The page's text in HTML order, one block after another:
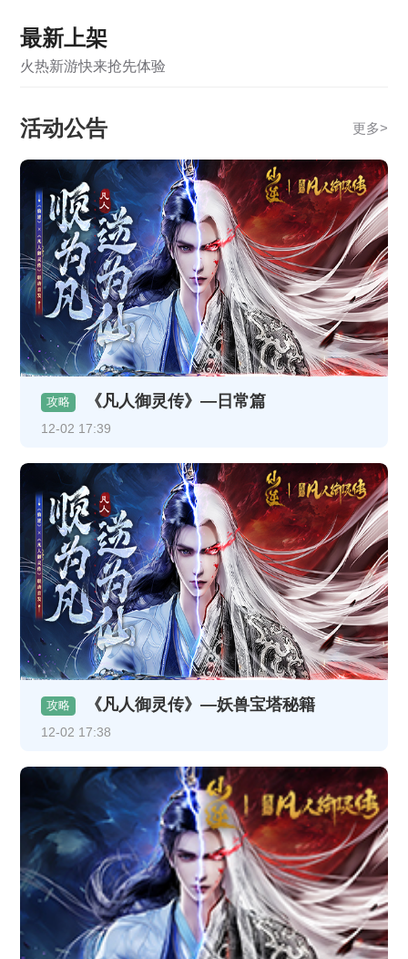
最新上架
火热新游快来抢先体验
活动公告 更多>
攻略 《凡人御灵传》—日常篇
12-02 17:39
攻略 《凡人御灵传》—妖兽宝塔秘籍
12-02 17:38